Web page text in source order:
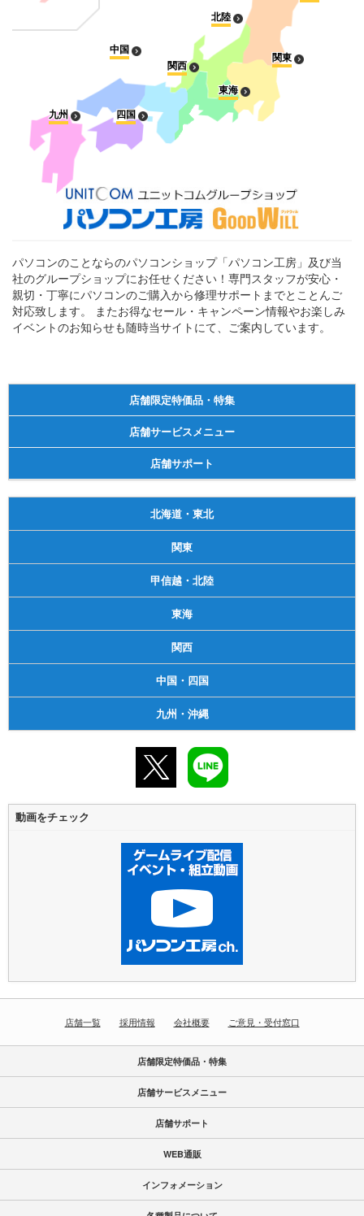
関東
北陸
東海
関西
中国
四国
九州
パソコンのことならのパソコンショップ「パソコン工房」及び当
社のグループショップにお任せください！専門スタッフが安心・
親切・丁寧にパソコンのご購入から修理サポートまでとことんご
対応致します。 またお得なセール・キャンペーン情報やお楽しみ
イベントのお知らせも随時当サイトにて、ご案内しています。
店舗限定特価品・特集
店舗サービスメニュー
店舗サポート
北海道・東北
関東
甲信越・北陸
東海
関西
中国・四国
九州・沖縄
動画をチェック
店舗一覧 採用情報 会社概要 ご意見・受付窓口
店舗限定特価品・特集
店舗サービスメニュー
店舗サポート
WEB通販
インフォメーション